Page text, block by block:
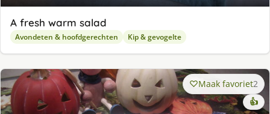
A fresh warm salad
Avondeten & hoofdgerechten Kip & gevogelte
Maak favoriet2
👍